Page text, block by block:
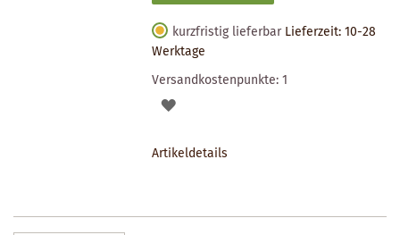
kurzfristig lieferbar Lieferzeit: 10-28
Werktage
Versandkostenpunkte:1
AUF
Artikeldetails